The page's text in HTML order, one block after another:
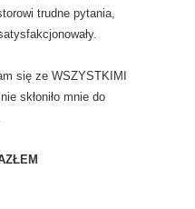
trudne pytania,
się ze WSZYSTKIMI
skłoniło mnie do